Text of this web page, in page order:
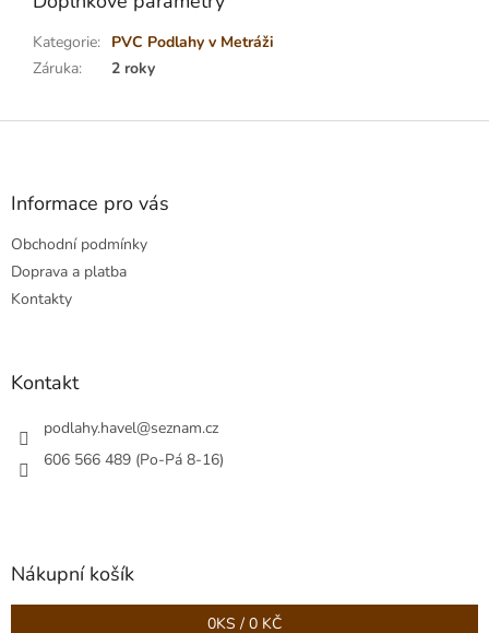
Kategorie: PVC Podlahy v Metráži
Záruka: 2 roky
Z
Informace pro vás
Obchodní podmínky
Doprava a platba
Kontakty
Kontakt
podlahy.havel@seznam.cz
606 566 489 (Po-Pá 8-16)
Nákupní košík
0KS / 0 KČ